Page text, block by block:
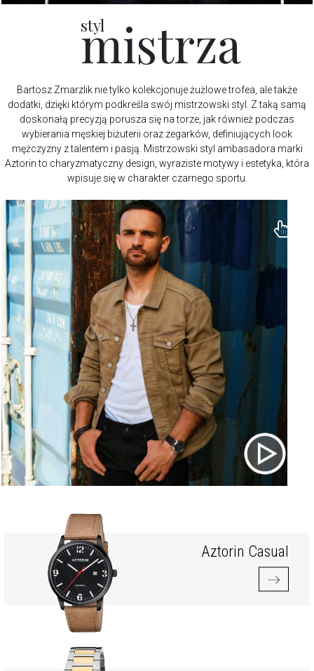
styl
mistrza
Bartosz Zmarzlik nie tylko kolekcjonuje żużlowe trofea, ale także
dodatki, dzięki którym podkreśla swój mistrzowski styl. Z taką samą
doskonałą precyzją porusza się na torze, jak również podczas
wybierania męskiej biżuterii oraz zegarków, definiujących look
mężczyzny z talentem i pasją. Mistrzowski styl ambasadora marki
Aztorin to charyzmatyczny design, wyraziste motywy i estetyka, która
wpisuje się w charakter czarnego sportu.
Aztorin Casual